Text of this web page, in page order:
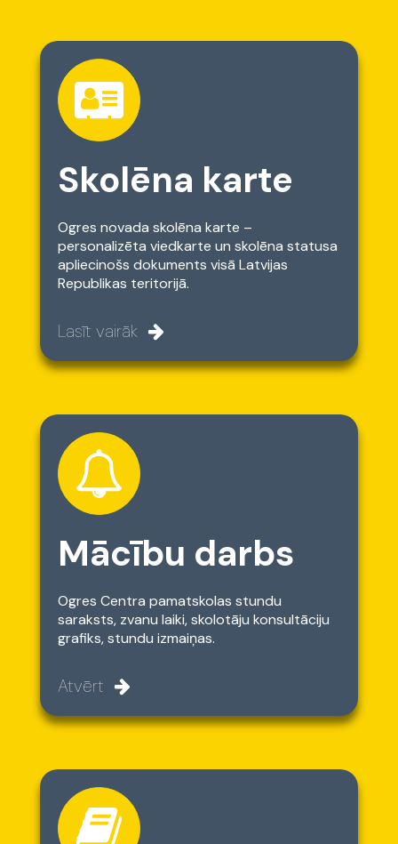
Skolēna karte
Ogres novada skolēna karte –
personalizēta viedkarte un skolēna statusa
apliecinošs dokuments visā Latvijas
Republikas teritorijā.
Lasīt vairāk
Mācību darbs
Ogres Centra pamatskolas stundu
saraksts, zvanu laiki, skolotāju konsultāciju
grafiks, stundu izmaiņas.
Atvērt